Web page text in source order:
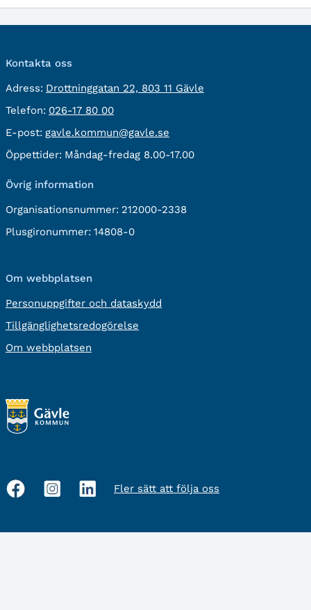
Kontakta oss
Adress: besöksadress:
Drottninggatan 22, 803 11 Gävle
Telefon: Telefon:
026-17 80 00
E-post: E-
post:
gavle.kommun@gavle.se
Öppettider: Måndag-fredag 8.00-17.00
Övrig information
Organisationsnummer: 212000-2338
Plusgironummer: 14808-0
Om webbplatsen
Personuppgifter och dataskydd
Tillgänglighetsredogörelse
Om webbplatsen
Sociala
Fler sätt att följa oss